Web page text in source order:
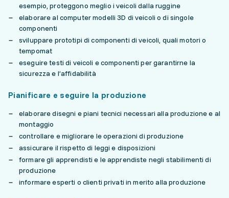
esempio, proteggono meglio i veicoli dalla ruggine
elaborare al computer modelli 3D di veicoli o di singole
componenti
sviluppare prototipi di componenti di veicoli, quali motori o
tempomat
eseguire testi di veicoli e componenti per garantirne la
sicurezza e l’affidabilità
Pianificare e seguire la produzione
elaborare disegni e piani tecnici necessari alla produzione e al
montaggio
controllare e migliorare le operazioni di produzione
assicurare il rispetto di leggi e disposizioni
formare gli apprendisti e le apprendiste negli stabilimenti di
produzione
informare esperti o clienti privati in merito alla produzione